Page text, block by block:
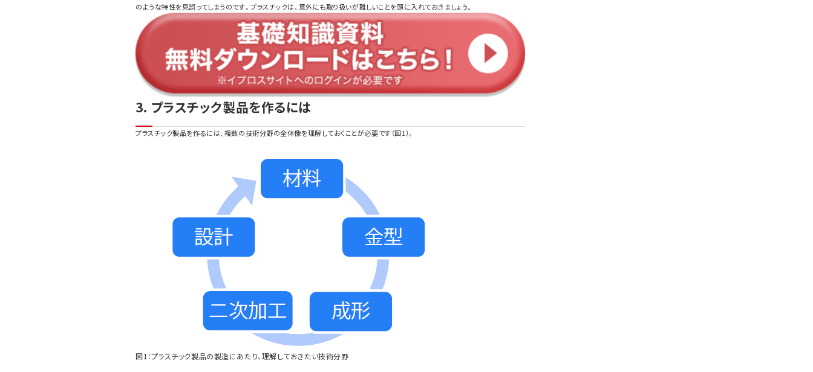
のような特性を見誤ってしまうのです。プラスチックは、意外にも取り扱いが難しいことを頭に入れておきましょう。
3. プラスチック製品を作るには
プラスチック製品を作るには、複数の技術分野の全体像を理解しておくことが必要です（図1）。
図1：プラスチック製品の製造にあたり、理解しておきたい技術分野